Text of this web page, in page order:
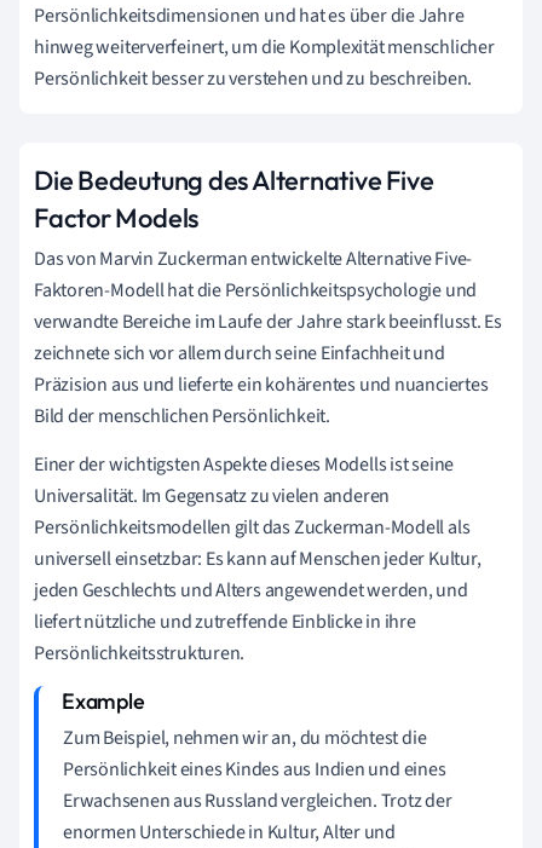
Persönlichkeitsdimensionen und hat es über die Jahre
hinweg weiterverfeinert, um die Komplexität menschlicher
Persönlichkeit besser zu verstehen und zu beschreiben.
Die Bedeutung des Alternative Five
Factor Models
Das von Marvin Zuckerman entwickelte Alternative Five-
Faktoren-Modell hat die Persönlichkeitspsychologie und
verwandte Bereiche im Laufe der Jahre stark beeinflusst. Es
zeichnete sich vor allem durch seine Einfachheit und
Präzision aus und lieferte ein kohärentes und nuanciertes
Bild der menschlichen Persönlichkeit.
Einer der wichtigsten Aspekte dieses Modells ist seine
Universalität. Im Gegensatz zu vielen anderen
Persönlichkeitsmodellen gilt das Zuckerman-Modell als
universell einsetzbar: Es kann auf Menschen jeder Kultur,
jeden Geschlechts und Alters angewendet werden, und
liefert nützliche und zutreffende Einblicke in ihre
Persönlichkeitsstrukturen.
Zum Beispiel, nehmen wir an, du möchtest die
Persönlichkeit eines Kindes aus Indien und eines
Erwachsenen aus Russland vergleichen. Trotz der
enormen Unterschiede in Kultur, Alter und